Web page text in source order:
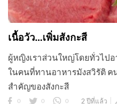
เนื้อวัว...เพิ่มสังกะสี
ผู้หญิงเราส่วนใหญ่โดยทั่วไป
ในคนที่ทานอาหารมังสวิรัติ ค
สำคัญของสังกะสี
0 0 0 2 ปีที่แล้ว